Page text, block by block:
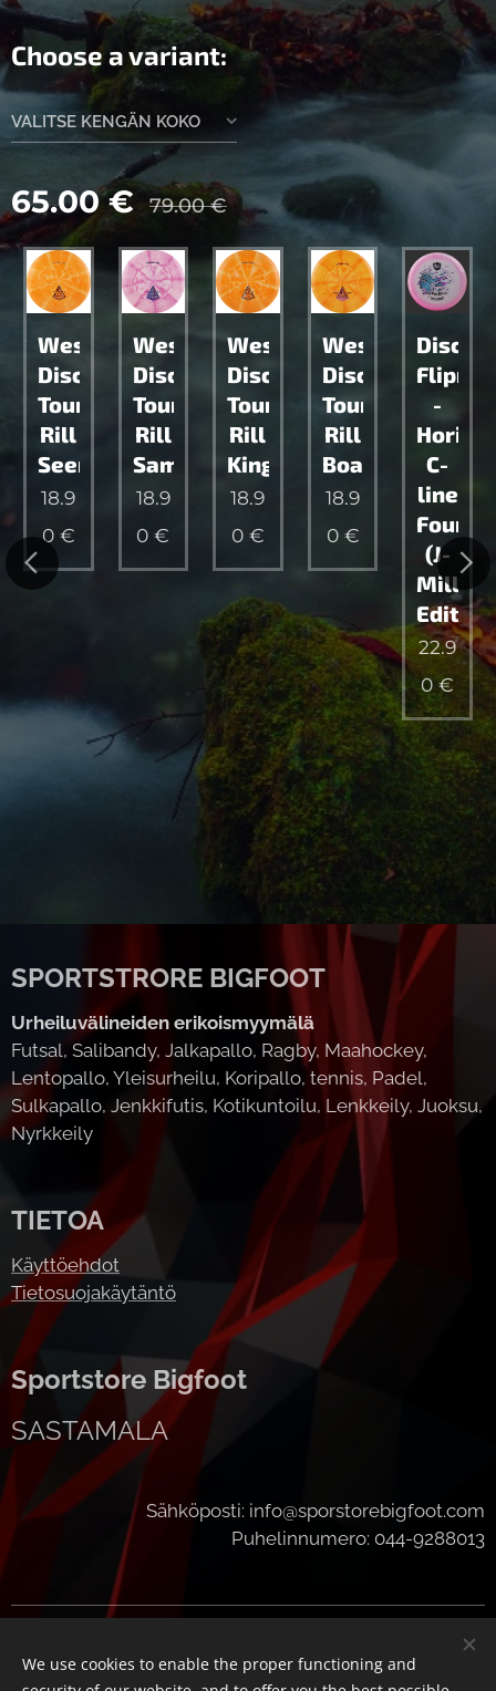
Choose a variant:
VALITSE KENGÄN KOKO
65.00€ 79.00€
Westside
Discs
Tournament
Rill
Seer
18.9
0€
Westside
Discs
Tournament
Rill
Sampo
18.9
0 €
Westside
Discs
Tournament
Rill
King
18.9
0€
Westside
Discs
Tournament
Rill
Boatman
18.9
0€
-
C-
line
(J-
Milly
22.9
0€
SPORTSTRORE BIGFOOT
Urheiluvälineiden erikoismyymälä
Futsal, Salibandy, Jalkapallo, Ragby, Maahockey,
Lentopallo, Yleisurheilu, Koripallo, tennis, Padel,
Sulkapallo, Jenkkifutis, Kotikuntoilu, Lenkkeily, Juoksu,
Nyrkkeily
TIETOA
Käyttöehdot
Tietosuojakäytäntö
Sportstore Bigfoot
SASTAMALA
Sähköposti: info@sporstorebigfoot.com
Puhelinnumero: 044-9288013
Languages
We use cookies to enable the proper functioning and